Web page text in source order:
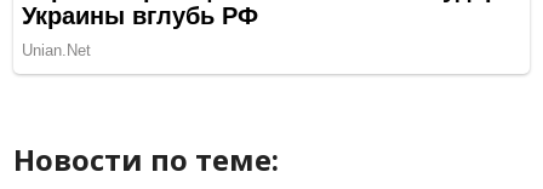
Новости по теме: